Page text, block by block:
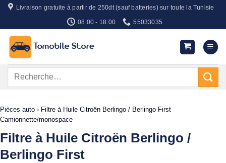
Passer
contenu
Livraison gratuite à partir de 250dt (sauf batteries) sur toute la Tunisie
08:00 - 18:00 55033035
Recherche
Pièces auto › Filtre à Huile Citroën Berlingo / Berlingo First
Camionnette/monospace
Filtre à Huile Citroën Berlingo /
Berlingo First